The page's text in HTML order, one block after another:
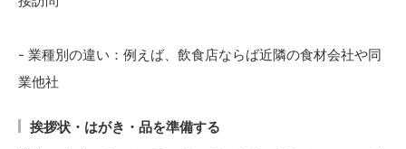
- 業種別の違い：例えば、飲食店ならば近隣の食材会社や同
業他社
挨拶状・はがき・品を準備する